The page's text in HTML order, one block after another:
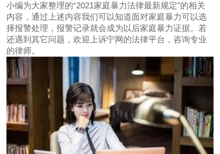
小编为大家整理的“2021家庭暴力法律最新规定”的相关
内容，通过上述内容我们可以知道面对家庭暴力可以选
择报警处理，报警记录就会成为以后家庭暴力证据。若
还遇到其它问题，欢迎上诉宁网的法律平台，咨询专业
的律师。